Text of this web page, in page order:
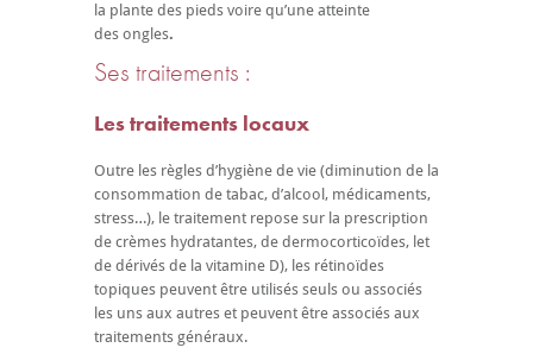
la plante des pieds voire qu’une atteinte
des ongles.
Ses traitements :
Les traitements locaux
Outre les règles d’hygiène de vie (diminution de la
consommation de tabac, d’alcool, médicaments,
stress…), le traitement repose sur la prescription
de crèmes hydratantes, de dermocorticoïdes, let
de dérivés de la vitamine D), les rétinoïdes
topiques peuvent être utilisés seuls ou associés
les uns aux autres et peuvent être associés aux
traitements généraux.